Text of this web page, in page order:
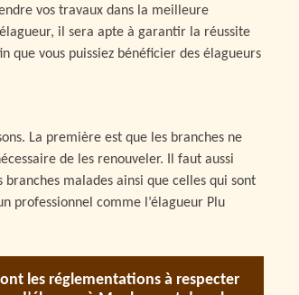
vos travaux dans la meilleure
il sera apte à garantir la réussite
que vous puissiez bénéficier des élagueurs
La première est que les branches ne
de les renouveler. Il faut aussi
malades ainsi que celles qui sont
professionnel comme l’élagueur Plu
les réglementations à respecter